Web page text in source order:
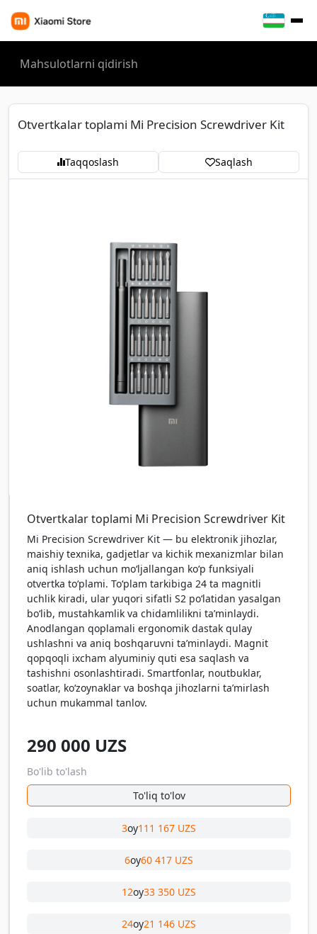
Otvertkalar toplami Mi Precision Screwdriver Kit
Taqqoslash Saqlash
Otvertkalar toplami Mi Precision Screwdriver Kit
Mi Precision Screwdriver Kit — bu elektronik jihozlar,
maishiy texnika, gadjetlar va kichik mexanizmlar bilan
aniq ishlash uchun mo‘ljallangan ko‘p funksiyali
otvertka to‘plami. To‘plam tarkibiga 24 ta magnitli
uchlik kiradi, ular yuqori sifatli S2 po‘latidan yasalgan
bo‘lib, mustahkamlik va chidamlilikni ta’minlaydi.
Anodlangan qoplamali ergonomik dastak qulay
ushlashni va aniq boshqaruvni ta’minlaydi. Magnit
qopqoqli ixcham alyuminiy quti esa saqlash va
tashishni osonlashtiradi. Smartfonlar, noutbuklar,
soatlar, ko‘zoynaklar va boshqa jihozlarni ta’mirlash
uchun mukammal tanlov.
290 000 UZS
Bo'lib to'lash
To'liq to'lov
3oy111 167 UZS
6oy60 417 UZS
12oy33 350 UZS
24oy21 146 UZS